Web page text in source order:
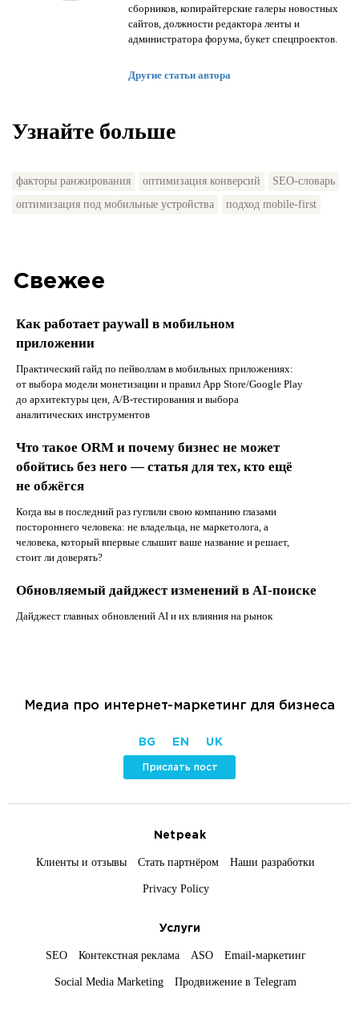
сборников, копирайтерские галеры новостных
сайтов, должности редактора ленты и
администратора форума, букет спецпроектов.
Другие статьи автора
Узнайте больше
факторы ранжирования оптимизация конверсий
SEO-словарь
оптимизация под мобильные устройства
подход mobile-first
Свежее
Как работает paywall в мобильном
приложении
Практический гайд по пейволлам в мобильных приложениях:
от выбора модели монетизации и правил App Store/Google Play
до архитектуры цен, A/B-тестирования и выбора
аналитических инструментов
Что такое ORM и почему бизнес не может
обойтись без него — статья для тех, кто ещё
не обжёгся
Когда вы в последний раз гуглили свою компанию глазами
постороннего человека: не владельца, не маркетолога, а
человека, который впервые слышит ваше название и решает,
стоит ли доверять?
Обновляемый дайджест изменений в AI-поиске
Дайджест главных обновлений AI и их влияния на рынок
Медиа про интернет-маркетинг для бизнеса
BG EN UK
Прислать пост
Netpeak
Клиенты и отзывы Стать партнёром Наши разработки
Privacy Policy
Услуги
SEO Контекстная реклама ASO Email-маркетинг
Social Media Marketing Продвижение в Telegram